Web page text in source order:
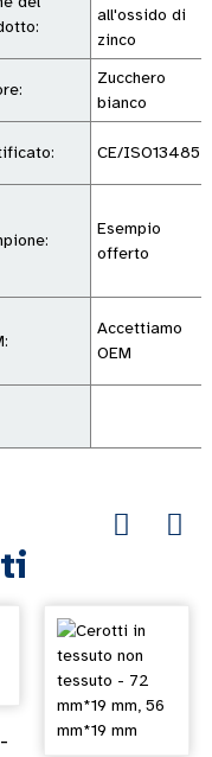
all'ossido di
zinco
Zucchero
bianco
CE/ISO13485
Esempio
offerto
Accettiamo
OEM